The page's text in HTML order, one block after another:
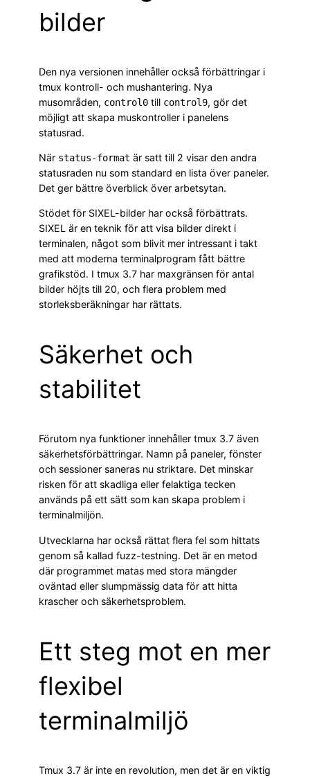
bilder
Den nya versionen innehåller också förbättringar i
tmux kontroll- och mushantering. Nya
musområden, control0 till control9, gör det
möjligt att skapa muskontroller i panelens
statusrad.
När status-format är satt till 2 visar den andra
statusraden nu som standard en lista över paneler.
Det ger bättre överblick över arbetsytan.
Stödet för SIXEL-bilder har också förbättrats.
SIXEL är en teknik för att visa bilder direkt i
terminalen, något som blivit mer intressant i takt
med att moderna terminalprogram fått bättre
grafikstöd. I tmux 3.7 har maxgränsen för antal
bilder höjts till 20, och flera problem med
storleksberäkningar har rättats.
Säkerhet och
stabilitet
Förutom nya funktioner innehåller tmux 3.7 även
säkerhetsförbättringar. Namn på paneler, fönster
och sessioner saneras nu striktare. Det minskar
risken för att skadliga eller felaktiga tecken
används på ett sätt som kan skapa problem i
terminalmiljön.
Utvecklarna har också rättat flera fel som hittats
genom så kallad fuzz-testning. Det är en metod
där programmet matas med stora mängder
oväntad eller slumpmässig data för att hitta
krascher och säkerhetsproblem.
Ett steg mot en mer
flexibel
terminalmiljö
Tmux 3.7 är inte en revolution, men det är en viktig